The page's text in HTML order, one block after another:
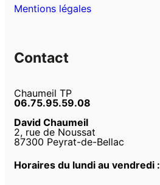
Mentions légales
Contact
Chaumeil TP
06.75.95.59.08
David Chaumeil
2, rue de Noussat
87300 Peyrat-de-Bellac
Horaires du lundi au vendredi :